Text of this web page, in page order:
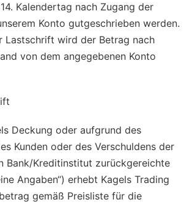
Kalendertag nach Zugang der
Konto gutgeschrieben werden.
Lastschrift wird der Betrag nach
von dem angegebenen Konto
Deckung oder aufgrund des
Kunden oder des Verschuldens der
Bank/Kreditinstitut zurückgereichte
Angaben“) erhebt Kagels Trading
gemäß Preisliste für die